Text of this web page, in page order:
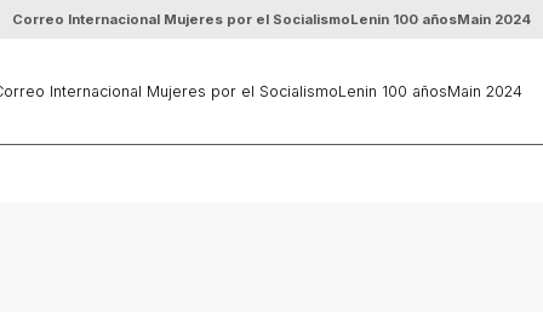
Correo Internacional Mujeres por el SocialismoLenin 100 añosMain 2024
Internacional Mujeres por el SocialismoLenin 100 añosMain 2024